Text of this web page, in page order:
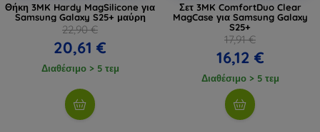
Θήκη 3MK Hardy MagSilicone για
Samsung Galaxy S25+ μαύρη
22,90 €
20,61 €
Διαθέσιμο > 5 τεμ
Σετ 3MK ComfortDuo Clear
MagCase για Samsung Galaxy
S25+
17,91 €
16,12 €
Διαθέσιμο > 5 τεμ